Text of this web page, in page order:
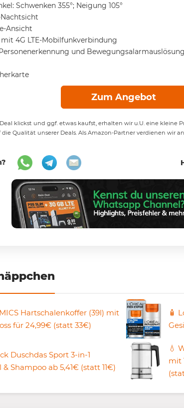
Schwenken 355°; Neigung 105°
Ansicht
4G LTE-Mobilfunkverbindung
und Bewegungsalarmauslösung
Zum Angebot
klickst und ggf. etwas kaufst, erhalten wir u.U. eine kleine
die Qualität unserer Deals. Als Amazon-Partner verdienen wir
Hartschalenkoffer (39l) mit
für 24,99€ (statt 33€)
🧴
Duschdas Sport 3-in-1
& Shampoo ab 5,41€ (statt 11€)
💧
mit